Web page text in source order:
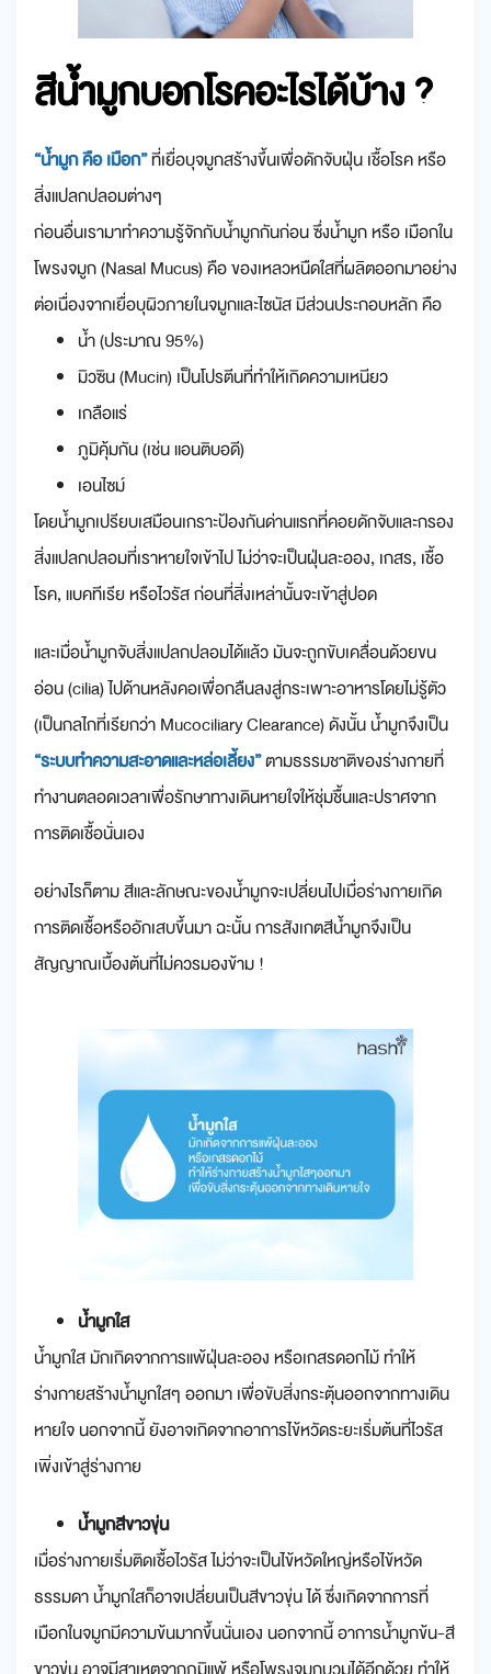
สีน้ำมูกบอกโรคอะไรได้บ้าง ?
“น้ำมูก คือ เมือก”ที่เยื่อบุจมูกสร้างขึ้นเพื่อดักจับฝุ่น เชื้อโรค หรือ
สิ่งแปลกปลอมต่างๆ
ก่อนอื่นเรามาทำความรู้จักกับน้ำมูกกันก่อน ซึ่งน้ำมูก หรือ เมือกใน
โพรงจมูก (Nasal Mucus) คือ ของเหลวหนืดใสที่ผลิตออกมาอย่าง
ต่อเนื่องจากเยื่อบุผิวภายในจมูกและไซนัส มีส่วนประกอบหลัก คือ
น้ำ (ประมาณ 95%)
มิวซิน (Mucin) เป็นโปรตีนที่ทำให้เกิดความเหนียว
เกลือแร่
ภูมิคุ้มกัน (เช่น แอนติบอดี)
เอนไซม์
โดยน้ำมูกเปรียบเสมือนเกราะป้องกันด่านแรกที่คอยดักจับและกรอง
สิ่งแปลกปลอมที่เราหายใจเข้าไป ไม่ว่าจะเป็นฝุ่นละออง, เกสร, เชื้อ
โรค, แบคทีเรีย หรือไวรัส ก่อนที่สิ่งเหล่านั้นจะเข้าสู่ปอด
และเมื่อน้ำมูกจับสิ่งแปลกปลอมได้แล้ว มันจะถูกขับเคลื่อนด้วยขน
อ่อน (cilia) ไปด้านหลังคอเพื่อกลืนลงสู่กระเพาะอาหารโดยไม่รู้ตัว
(เป็นกลไกที่เรียกว่า Mucociliary Clearance) ดังนั้น น้ำมูกจึงเป็น
“ระบบทำความสะอาดและหล่อเลี้ยง”ตามธรรมชาติของร่างกายที่
ทำงานตลอดเวลาเพื่อรักษาทางเดินหายใจให้ชุ่มชื้นและปราศจาก
การติดเชื้อนั่นเอง
อย่างไรก็ตาม สีและลักษณะของน้ำมูกจะเปลี่ยนไปเมื่อร่างกายเกิด
การติดเชื้อหรืออักเสบขึ้นมา ฉะนั้น การสังเกตสีน้ำมูกจึงเป็น
สัญญาณเบื้องต้นที่ไม่ควรมองข้าม !
น้ำมูกใส
น้ำมูกใส มักเกิดจากการแพ้ฝุ่นละออง หรือเกสรดอกไม้ ทำให้
ร่างกายสร้างน้ำมูกใสๆ ออกมา เพื่อขับสิ่งกระตุ้นออกจากทางเดิน
หายใจ นอกจากนี้ ยังอาจเกิดจากอาการไข้หวัดระยะเริ่มต้นที่ไวรัส
เพิ่งเข้าสู่ร่างกาย
น้ำมูกสีขาวขุ่น
เมื่อร่างกายเริ่มติดเชื้อไวรัส ไม่ว่าจะเป็นไข้หวัดใหญ่หรือไข้หวัด
ธรรมดา น้ำมูกใสก็อาจเปลี่ยนเป็นสีขาวขุ่น ได้ ซึ่งเกิดจากการที่
เมือกในจมูกมีความข้นมากขึ้นนั่นเอง นอกจากนี้ อาการน้ำมูกข้น-สี